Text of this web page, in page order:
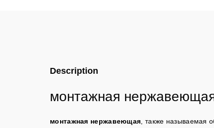
Description
монтажная
монтажная нержавеющая , также называемая